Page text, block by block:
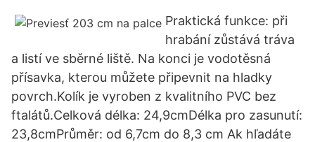
Praktická funkce: při
hrabání zůstává tráva
a listí ve sběrné liště. Na konci je vodotěsná
přísavka, kterou můžete připevnit na hladky
povrch.Kolík je vyroben z kvalitního PVC bez
ftalátů.Celková délka: 24,9cmDélka pro zasunutí:
23,8cmPrůměr: od 6,7cm do 8,3 cm Ak hľadáte